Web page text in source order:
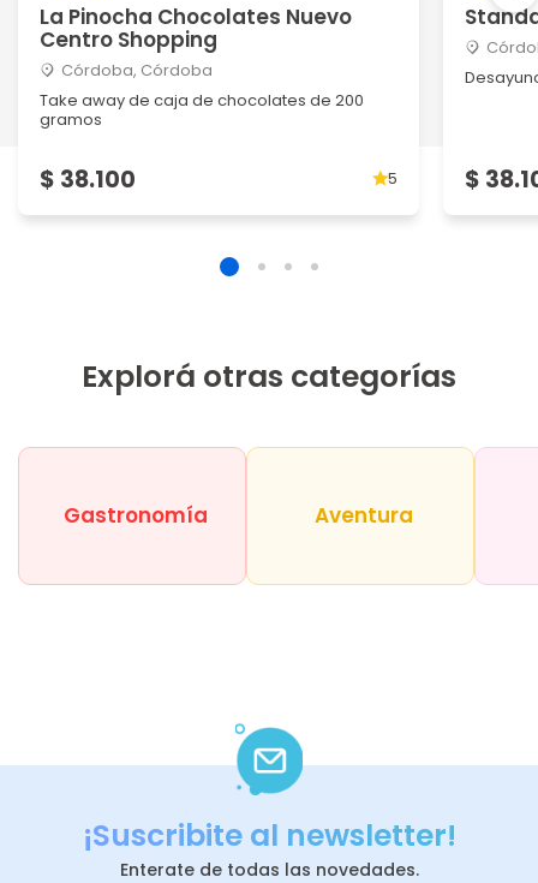
La Pinocha Chocolates Nuevo
Centro Shopping
Córdoba, Córdoba
Take away de caja de chocolates de 200
gramos
$ 38.100 5 $
Explorá otras categorías
Gastronomía Aventura
¡Suscribite al newsletter!
Enterate de todas las novedades.